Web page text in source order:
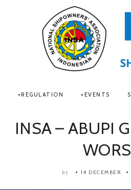
REGULATION EVENTS
INSA – ABUPI
by 14 DECEMBER